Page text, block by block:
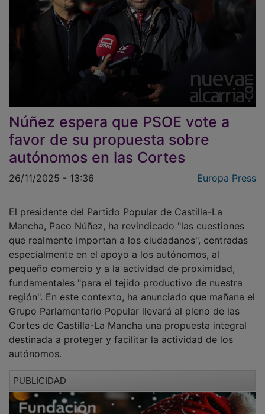
Núñez espera que PSOE vote a
favor de su propuesta sobre
autónomos en las Cortes
Mancha, Paco Núñez, ha revindicado "las cuestiones
que realmente importan a los ciudadanos", centradas
especialmente en el apoyo a los autónomos, al
pequeño comercio y a la actividad de proximidad,
fundamentales "para el tejido productivo de nuestra
región". En este contexto, ha anunciado que mañana el
Grupo Parlamentario Popular llevará al pleno de las
Cortes de Castilla-La Mancha una propuesta integral
destinada a proteger y facilitar la actividad de los
autónomos.